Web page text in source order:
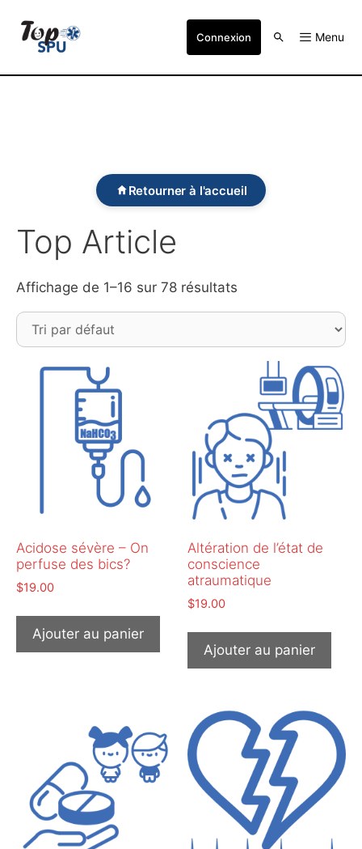
Connexion Menu
Retourner à l'accueil
Top Article
Affichage de 1–16 sur 78 résultats
Acidose sévère – On
perfuse des bics?
$19.00
Ajouter au panier
Altération de l’état de
conscience
atraumatique
$19.00
Ajouter au panier